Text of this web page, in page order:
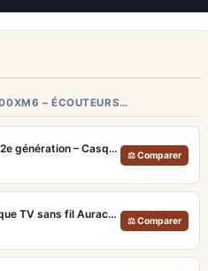
– ÉCOUTEURS…
Bose QuietComfort Ultra 2e génération – Casque ANC premium avec son immersif spatial et 30h d'autonomie
⚖ Comparer
Sennheiser RS 275 – Casque TV sans fil Auracast avec 50h d'autonomie
⚖ Comparer